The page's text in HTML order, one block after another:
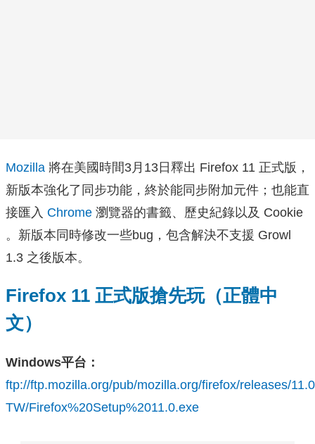
Mozilla 將在美國時間3月13日釋出 Firefox 11 正式版，
新版本強化了同步功能，終於能同步附加元件；也能直
接匯入 Chrome 瀏覽器的書籤、歷史紀錄以及 Cookie
。新版本同時修改一些bug，包含解決不支援 Growl
1.3 之後版本。
Firefox 11 正式版搶先玩（正體中
文）
Windows平台：
ftp://ftp.mozilla.org/pub/mozilla.org/firefox/releases/
TW/Firefox%20Setup%2011.0.exe